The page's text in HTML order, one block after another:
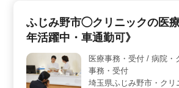
す。 ＜マイカー通勤OKで通勤ス
カー通勤が可能で、通勤にかかるスト
通勤できるのは大きな魅力です。交通
経済的負担も軽減されるため、通勤面
職場です。 ＜残業少なめ・完全週休
ふじみ野市◯クリニックの医
年活躍中・車通勤可》
医療事務・受付 / 病院・クリニックでの医療
事務・受付
埼玉県ふじみ野市・クリ